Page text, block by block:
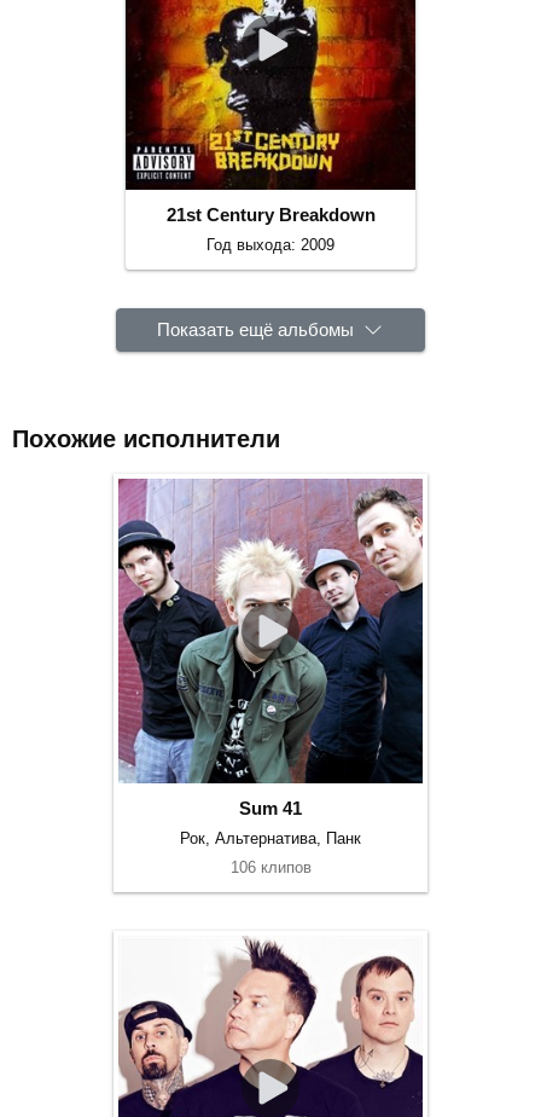
21st Century Breakdown
Год выхода: 2009
Показать ещё альбомы
Похожие исполнители
Sum 41
Рок, Альтернатива, Панк
106 клипов